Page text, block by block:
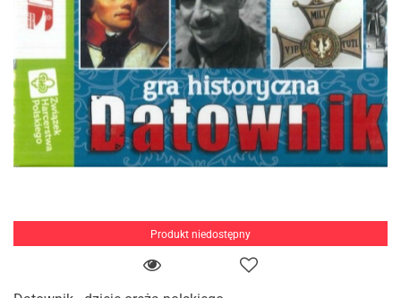
Produkt niedostępny